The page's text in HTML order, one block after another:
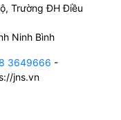
Trường ĐH Điều
Ninh Bình
3649666 -
jns.vn